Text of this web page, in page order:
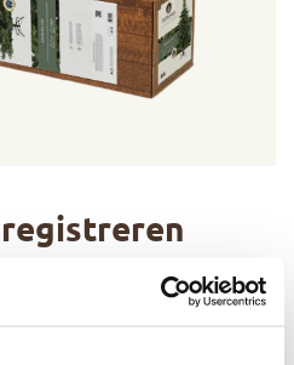
om jouw gekochte